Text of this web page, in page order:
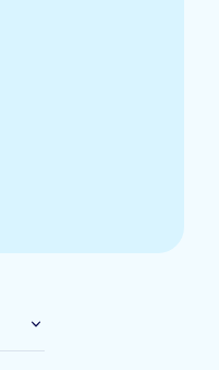
21 janv 2026